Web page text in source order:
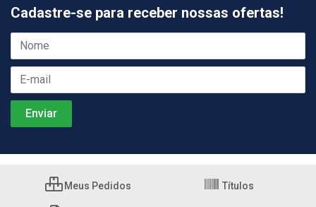
Cadastre-se para receber nossas ofertas!
Meus Pedidos Títulos